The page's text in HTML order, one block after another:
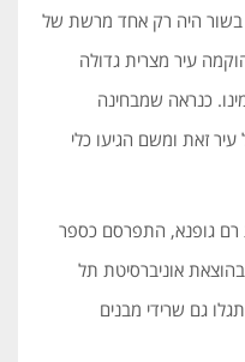
היה רק אחד מרשת של
עיר מצרית גדולה
כנראה שמבחינה
זאת ומשם הגיעו כלי
רם גופנא, התפרסם כספר
אוניברסיטת תל
נתגלו גם שרידי מבנים